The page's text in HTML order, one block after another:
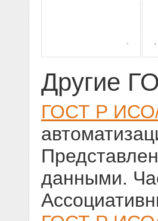
Другие
ГОСТ Р ИСО/
данными.